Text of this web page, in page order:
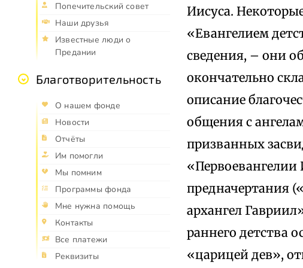
Попечительский совет
Наши друзья
Известные люди о
Предании
Благотворительность
О нашем фонде
Новости
Отчёты
Им помогли
Мы помним
Программы фонда
Мне нужна помощь
Контакты
Все платежи
Реквизиты
Иисуса.
«Евангелием
сведения, – они
окончательно
описание
общения с
призванных
предначертания
архангел
раннего детства
«царицей дев»,